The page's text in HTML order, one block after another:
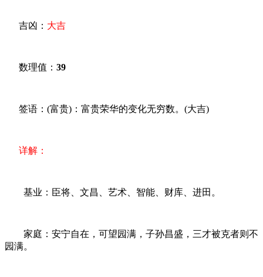
吉凶： 大吉
数理值： 39
签语：(富贵)：富贵荣华的变化无穷数。(大吉)
详解：
基业：臣将、文昌、艺术、智能、财库、进田。
家庭：安宁自在，可望园满，子孙昌盛，三才被克者则不
园满。